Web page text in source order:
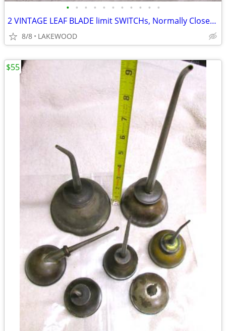
• • • • • • • • • • •
2 VINTAGE LEAF BLADE limit SWITCHs, Normally Closed W/Mounting Bracket
8/8 LAKEWOOD
$55